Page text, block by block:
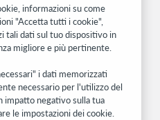
ricerche, eventi e molto
di posta.
informazioni su come
"Accetta tutti i cookie",
tali dati sul tuo dispositivo in
migliore e più pertinente.
i dati memorizzati
necessario per l'utilizzo del
impatto negativo sulla tua
le impostazioni dei cookie.